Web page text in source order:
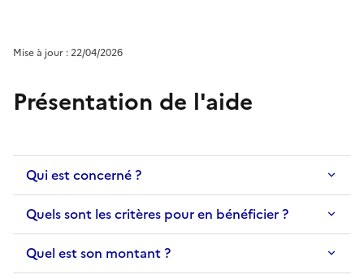
Mise à jour : 22/04/2026
Présentation de l'aide
Qui est concerné ?
Quels sont les critères pour en bénéficier ?
Quel est son montant ?